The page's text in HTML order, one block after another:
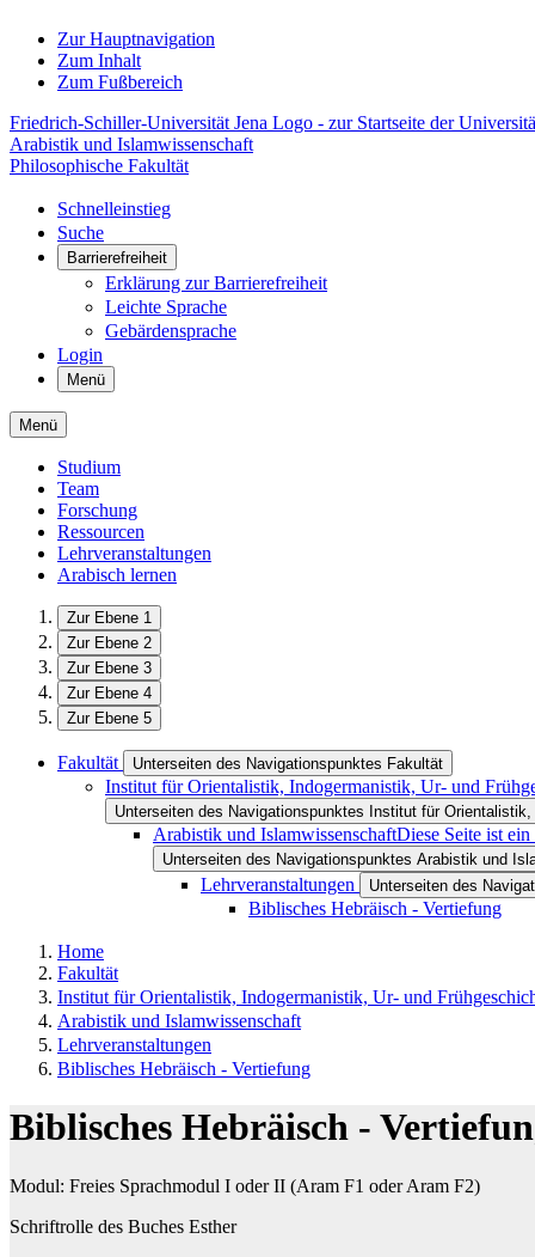
Zur Hauptnavigation
Zum Inhalt
Zum Fußbereich
Friedrich-Schiller-Universität Jena Logo - zur Startseite der
Arabistik und Islamwissenschaft
Philosophische Fakultät
Schnelleinstieg
Suche
Barrierefreiheit
Erklärung zur Barrierefreiheit
Leichte Sprache
Gebärdensprache
Login
Menü
Menü
Studium
Team
Forschung
Ressourcen
Lehrveranstaltungen
Arabisch lernen
Zur Ebene 1
Zur Ebene 2
Zur Ebene 3
Zur Ebene 4
Zur Ebene 5
Fakultät Unterseiten des Navigationspunktes Fakultät
Institut für Orientalistik, Indogermanistik, Ur- und
Unterseiten des Navigationspunktes Institut für
Arabistik und IslamwissenschaftDiese Seite ist
Unterseiten des Navigationspunktes Arabistik und
Lehrveranstaltungen Unterseiten des
Biblisches Hebräisch - Vertiefung
Home
Fakultät
Institut für Orientalistik, Indogermanistik, Ur- und
Arabistik und Islamwissenschaft
Lehrveranstaltungen
Biblisches Hebräisch - Vertiefung
Biblisches Hebräisch -
Modul: Freies Sprachmodul I oder II (Aram F1 oder Aram F2)
Schriftrolle des Buches Esther